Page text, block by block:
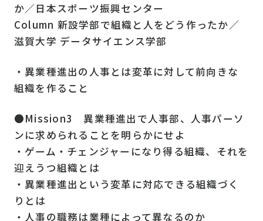
か／日本スポーツ振興センター
Column 新設学部で組織と人をどう作ったか／
滋賀大学 データサイエンス学部
・異業種進出の人事とは変革に対して前向きな
組織を作ること
●Mission3 異業種進出で人事部、人事パーソ
ンに求められることを明らかにせよ
・ゲーム・チェンジャーになり得る組織、それを
迎えうつ組織とは
・異業種進出という変革に対応できる組織づく
りとは
・人事の職務は業種によって異なるのか